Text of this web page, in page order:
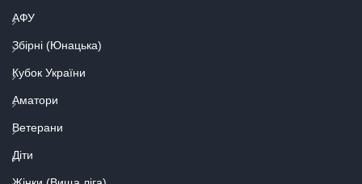
АФУ
Збірні (Юнацька)
Кубок України
Аматори
Ветерани
Діти